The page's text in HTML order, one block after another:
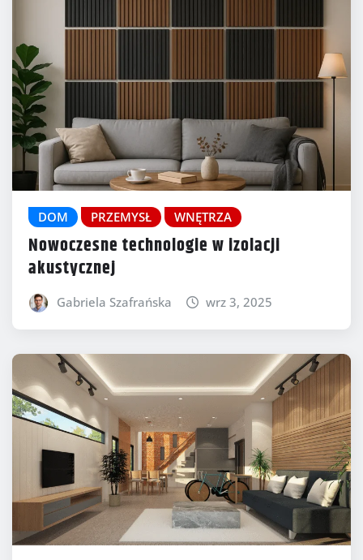
DOM PRZEMYSŁ WNĘTRZA
Nowoczesne technologie w izolacji
akustycznej
Gabriela Szafrańska wrz 3, 2025